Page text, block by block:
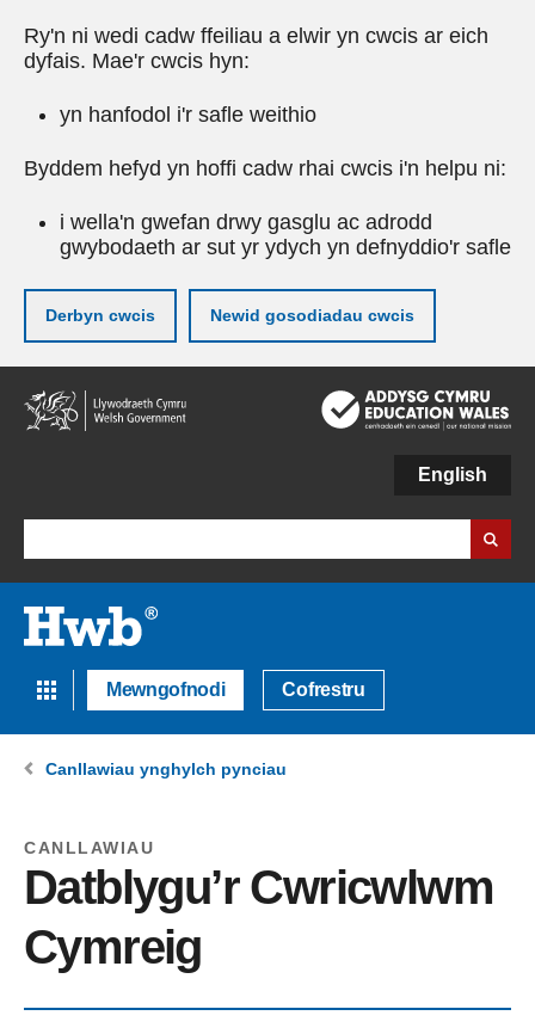
Ry'n ni wedi cadw ffeiliau a elwir yn cwcis ar eich
dyfais. Mae'r cwcis hyn:
yn hanfodol i'r safle weithio
Byddem hefyd yn hoffi cadw rhai cwcis i'n helpu ni:
i wella'n gwefan drwy gasglu ac adrodd
gwybodaeth ar sut yr ydych yn defnyddio'r safle
Derbyn cwcis Newid gosodiadau cwcis
Neidio
i'r
prif
English
Mewngofnodi Cofrestru
Canllawiau ynghylch pynciau
CANLLAWIAU
Datblygu’r Cwricwlwm
Cymreig